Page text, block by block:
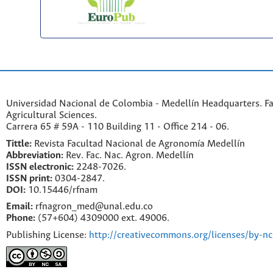
Universidad Nacional de Colombia - Medellín Headquarters.
Agricultural Sciences.
Carrera 65 # 59A - 110 Building 11 - Office 214 - 06.
Tittle: Revista Facultad Nacional de Agronomía Medellín
Abbreviation: Rev. Fac. Nac. Agron. Medellín
ISSN electronic: 2248-7026.
ISSN print: 0304-2847.
DOI: 10.15446/rfnam
Email: rfnagron_med@unal.edu.co
Phone: (57+604) 4309000 ext. 49006.
Publishing License: http://creativecommons.org/licenses/by-